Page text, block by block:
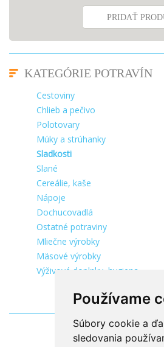
Používame
Súbory cookie a
sledovania
PRIDAŤ
KATEGÓRIE POTRAVÍN
Cestoviny
Chlieb a pečivo
Polotovary
Múky a strúhanky
Sladkosti
Slané
Cereálie, kaše
Nápoje
Dochucovadlá
Ostatné potraviny
Mliečne výrobky
Mäsové výrobky
Výživové doplnky, hygiena